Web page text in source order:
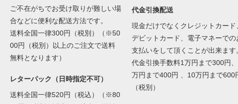
ご不在がちでお受け取りが難しい場
合などに便利な配送方法です。
送料全国一律300円（税別）（※50
00円（税別）以上のご注文で送料
無料となります）
レターパック（日時指定不可）
送料全国一律520円（税込）（※80
代金引換配送
現金だけでなくクレジットカード
デビットカード、電子マネーでの
支払いをして頂くことが出来ます
代金引換手数料1万円まで300円
万円まで400円 、10万円まで600
（税別）